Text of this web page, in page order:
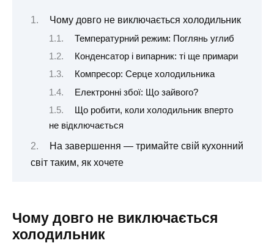
Чому довго не виключається холодильник
Температурний режим: Поглянь углиб
Конденсатор і випарник: ті ще примари
Компресор: Серце холодильника
Електронні збої: Що зайвого?
Що робити, коли холодильник вперто
не відключається
На завершення — тримайте свій кухонний
світ таким, як хочете
Чому довго не виключається
холодильник